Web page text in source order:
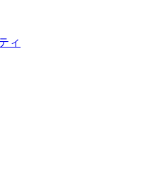
ィ